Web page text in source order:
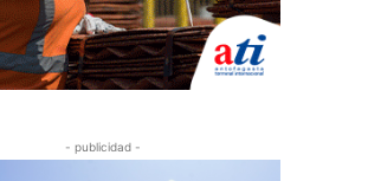
- publicidad -